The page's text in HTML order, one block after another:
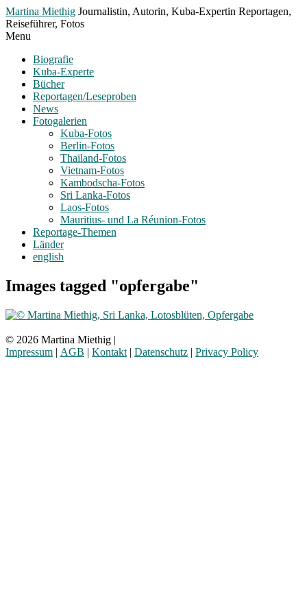
Toggle
Menu
Martina Miethig Journalistin, Autorin, Kuba-Expertin Reportagen,
Reiseführer, Fotos
Menu
Biografie
Kuba-Experte
Bücher
Reportagen/Leseproben
News
Fotogalerien
Kuba-Fotos
Berlin-Fotos
Thailand-Fotos
Vietnam-Fotos
Kambodscha-Fotos
Sri Lanka-Fotos
Laos-Fotos
Mauritius- und La Réunion-Fotos
Reportage-Themen
Länder
english
Images tagged "opfergabe"
© 2026 Martina Miethig |
Impressum | AGB | Kontakt | Datenschutz | Privacy Policy